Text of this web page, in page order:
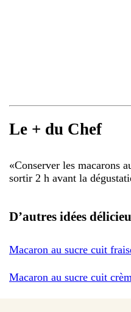
Le + du Chef
«Conserver les macarons
sortir 2 h avant la
D’autres idées
Macaron au sucre cuit
Macaron au sucre cuit